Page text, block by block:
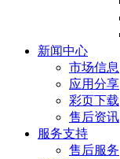
新闻中心
市场信息
应用分享
彩页下载
售后资讯
服务支持
售后服务